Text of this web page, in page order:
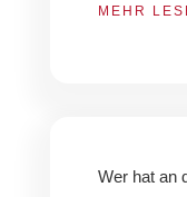
MEHR
Wer hat an